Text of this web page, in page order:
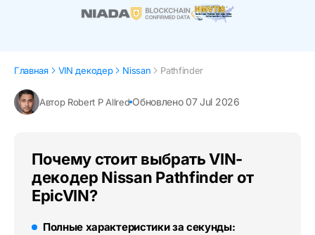
Главная VIN декодер Nissan Pathfinder
Автор Robert P Allred Обновлено 07 Jul 2026
Почему стоит выбрать VIN-
декодер Nissan Pathfinder от
EpicVIN?
Полные характеристики за секунды: